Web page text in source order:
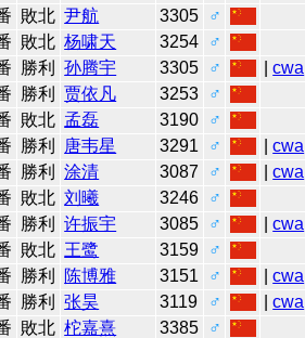
敗北 尹航 3305
♂
敗北 杨啸天 3254
♂
勝利 孙腾宇 3305 ♂ |cwa
勝利 贾依凡 3253
♂
敗北 孟磊 3190
♂
勝利 唐韦星 3291 ♂ |cwa
勝利 涂清 3087 ♂ |cwa
敗北 刘曦 3246
♂
勝利 许振宇 3085 ♂ |cwa
敗北 王鹭 3159
♂
勝利 陈博雅 3151 ♂ |cwa
勝利 张昊 3119 ♂ |cwa
敗北 柁嘉熹 3385
♂